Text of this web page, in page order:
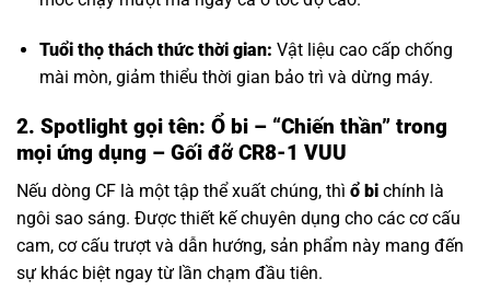
Tuổi thọ thách thức thời gian: Vật liệu cao cấp chống
mài mòn, giảm thiểu thời gian bảo trì và dừng máy.
2. Spotlight gọi tên: Ổ bi – “Chiến thần” trong
mọi ứng dụng – Gối đỡ CR8-1 VUU
Nếu dòng CF là một tập thể xuất chúng, thì ổ bi chính là
ngôi sao sáng. Được thiết kế chuyên dụng cho các cơ cấu
cam, cơ cấu trượt và dẫn hướng, sản phẩm này mang đến
sự khác biệt ngay từ lần chạm đầu tiên.